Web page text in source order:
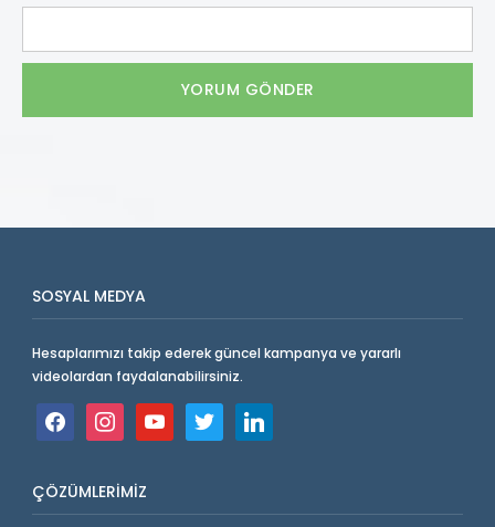
SOSYAL MEDYA
Hesaplarımızı takip ederek güncel kampanya ve yararlı
videolardan faydalanabilirsiniz.
facebookinstagramyoutube twitter linkedin
ÇÖZÜMLERIMIZ